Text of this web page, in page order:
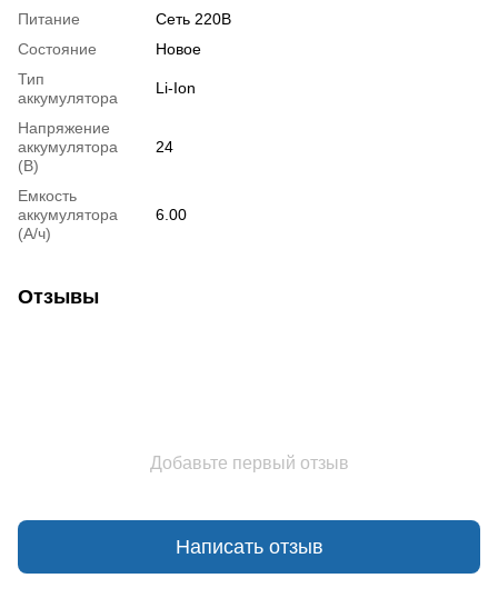
Питание
Сеть 220В
Состояние
Новое
Тип
аккумулятора
Li-Ion
Напряжение
аккумулятора
(В)
24
Емкость
аккумулятора
(А/ч)
6.00
Отзывы
Добавьте первый отзыв
Написать отзыв